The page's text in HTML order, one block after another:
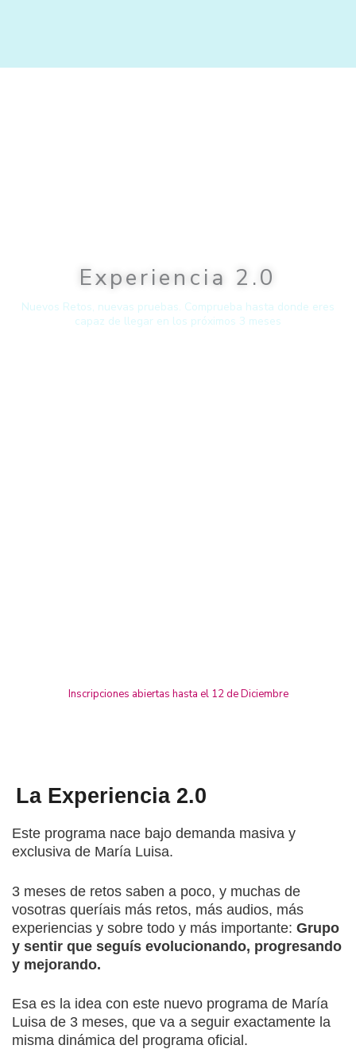
Experiencia 2.0
Nuevos Retos, nuevas pruebas. Comprueba hasta donde eres
capaz de llegar en los próximos 3 meses
Inscripciones abiertas hasta el 12 de Diciembre
La Experiencia 2.0
Este programa nace bajo demanda masiva y
exclusiva de María Luisa.
3 meses de retos saben a poco, y muchas de
vosotras queríais más retos, más audios, más
experiencias y sobre todo y más importante: Grupo
y sentir que seguís evolucionando, progresando
y mejorando.
Esa es la idea con este nuevo programa de María
Luisa de 3 meses, que va a seguir exactamente la
misma dinámica del programa oficial.